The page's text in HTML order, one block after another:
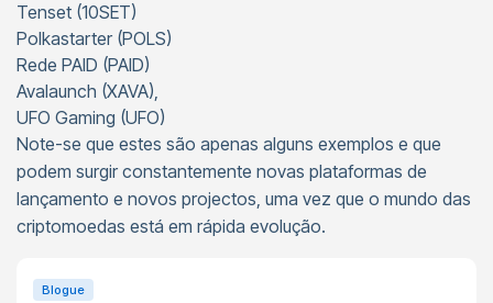
Tenset (10SET)
Polkastarter (POLS)
Rede PAID (PAID)
Avalaunch (XAVA),
UFO Gaming (UFO)
Note-se que estes são apenas alguns exemplos e que
podem surgir constantemente novas plataformas de
lançamento e novos projectos, uma vez que o mundo das
criptomoedas está em rápida evolução.
Blogue